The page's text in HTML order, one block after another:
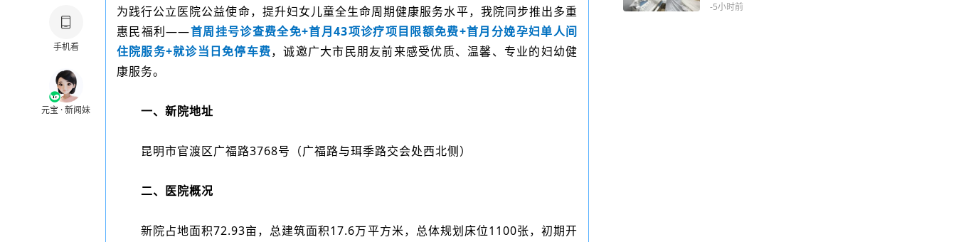
手机看
元宝 · 新闻妹
为践行公立医院公益使命，提升妇女儿童全生命周期健康服务水平，我院同步推出多重
惠民福利——首周挂号诊查费全免+首月43项诊疗项目限额免费+首月分娩孕妇单人间
住院服务+就诊当日免停车费，诚邀广大市民朋友前来感受优质、温馨、专业的妇幼健
康服务。
一、新院地址
昆明市官渡区广福路3768号（广福路与珥季路交会处西北侧）
二、医院概况
新院占地面积72.93亩，总建筑面积17.6万平方米，总体规划床位1100张，初期开
-5小时前